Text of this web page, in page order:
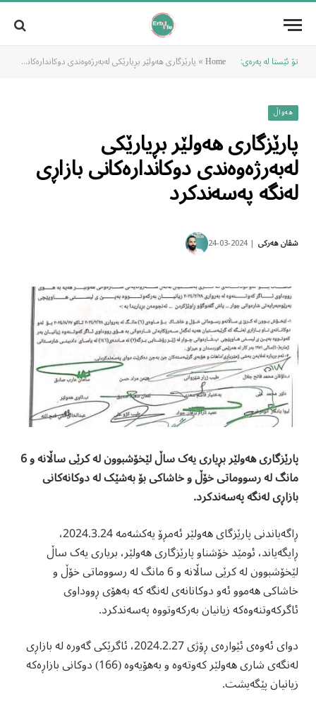
تۆ ئێستا لە پەرەی: Home
» پارێزگارى هەولێر بڕیارێکی لەبەرژەوەندی دوکاندارەکانی بازاڕی لەنگە پەسەندکرد
هەواڵ
پارێزگارى هەولێر بڕیارێکی
لەبەرژەوەندی دوکاندارەکانی بازاڕی
لەنگە پەسەندکرد
شڤان هەرکی 2024-03-24
پارێزگارى هەولێر بڕیارى یەک ساڵ لێخۆشبوون لە کرێى ساڵانە و 6
مانگ لە رسووماتی خۆڵ و خاشاکى بۆ بەشێک لە دوکانەکانی
بازاڕی لەنگە پەسەندکرد.
ڕاگەیاندنى پارێزگاى هەولێر ئەمڕۆ یەکشەمە 2024.3.24،
ڕایگەیاند، ئومێد خۆشناو پارێزگارى هەولێر، بریارى یەک ساڵ
لێخۆشبوون لە کرێى ساڵانە و 6 مانگ لە رسووماتی خۆڵ و
خاشاکى هەموو ئەو دوکانانەى لەنگە کە بەهۆى ڕووداوى
ئاگرکەوتنەوەکە زیانیان بەرکەوتووە پەسەندکرد.
دوای ئەوەی ئێوارەی ڕۆژی 2024.2.27، ئاگرێکی گەورە لە بازاڕی
لەنگەی شاری هەولێر کەوتەوە و بەهۆیەوە (166) دوکانی بازاڕەکە
زیانیان پێگەیشت.